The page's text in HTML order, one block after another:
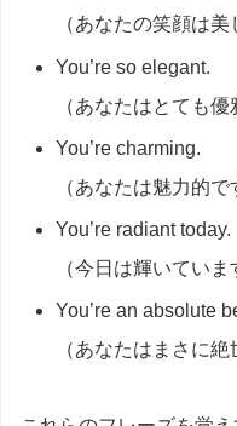
（あなたの笑顔は美
You’re so elegant.
（あなたはとても優
You’re charming.
（あなたは魅力的で
You’re radiant today.
（今日は輝いていま
You’re an absolute
（あなたはまさに絶